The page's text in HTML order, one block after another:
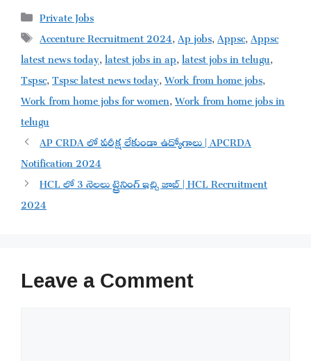
Categories
Private Jobs
Tags
Accenture Recruitment 2024,Ap jobs,Appsc,Appsc
latest news today,latest jobs in ap,latest jobs in telugu,
Tspsc,Tspsc latest news today,Work from home jobs,
Work from home jobs for women,Work from home jobs in
telugu
AP CRDA లో పరీక్ష లేకుండా ఉద్యోగాలు | APCRDA
Notification 2024
HCL లో 3 నెలలు ట్రైనింగ్ ఇచ్చి జాబ్ | HCL Recruitment
2024
Leave a Comment